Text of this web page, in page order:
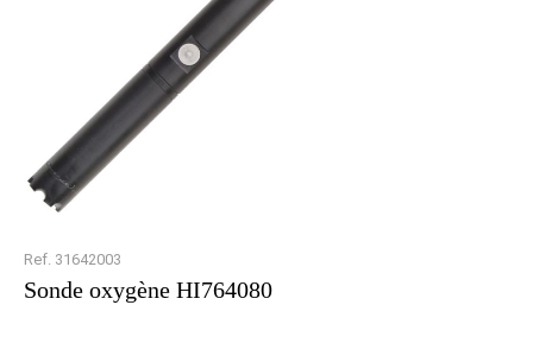
Ref. 31642003
Sonde oxygène HI764080